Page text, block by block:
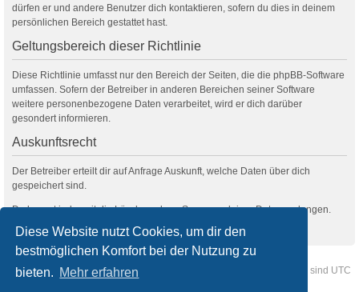
Diese Website nutzt Cookies, um dir den
bestmöglichen Komfort bei der Nutzung zu
bieten. Mehr erfahren
dürfen er und andere Benutzer dich kontaktieren, sofern du dies in deinem
persönlichen Bereich gestattet hast.
Geltungsbereich dieser Richtlinie
Diese Richtlinie umfasst nur den Bereich der Seiten, die die phpBB-Software
umfassen. Sofern der Betreiber in anderen Bereichen seiner Software
weitere personenbezogene Daten verarbeitet, wird er dich darüber
gesondert informieren.
Auskunftsrecht
Der Betreiber erteilt dir auf Anfrage Auskunft, welche Daten über dich
gespeichert sind.
Du kannst jederzeit die Löschung bzw. Sperrung deiner Daten verlangen.
Foren-Übersicht Kontakt Alle Zeiten sind UTC